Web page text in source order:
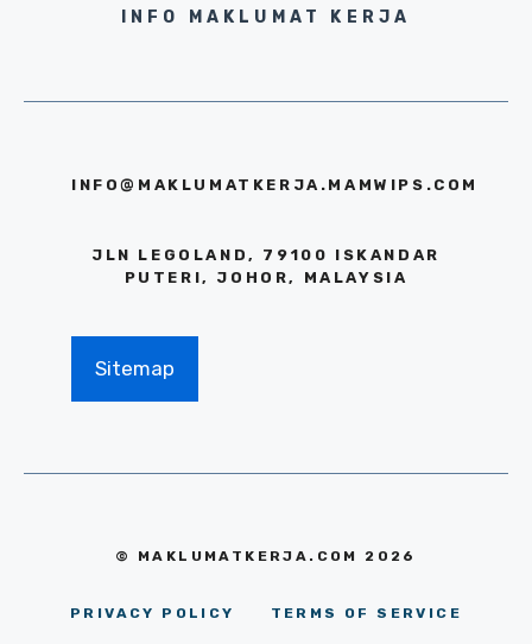
INFO MAKLUMAT KERJA
INFO@MAKLUMATKERJA.MAMWIPS.COM
JLN LEGOLAND, 79100 ISKANDAR
PUTERI, JOHOR, MALAYSIA
Sitemap
© MAKLUMATKERJA.COM 2026
PRIVACY POLICY TERMS OF SERVICE